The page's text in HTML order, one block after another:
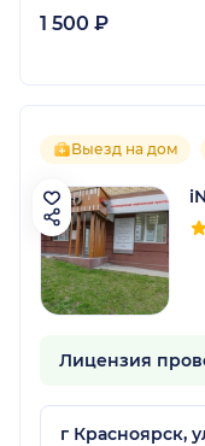
1 500 ₽
Выезд на дом
Лицензия
г Красноярск,